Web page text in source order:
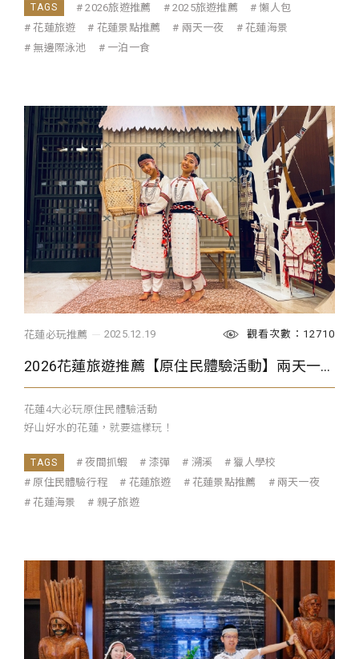
2026旅遊推薦 2025旅遊推薦
懶人包
花蓮旅遊
花蓮景點推薦 兩天一夜
花蓮海景
無邊際泳池
一泊一食
花蓮必玩推薦 2025.12.19 觀看次數：12710
2026花蓮旅遊推薦【原住民體驗活動】兩天一夜必玩行程
花蓮4大必玩原住民體驗活動
好山好水的花蓮，就要這樣玩！
夜間抓蝦 漆彈 溯溪
獵人學校
原住民體驗行程
花蓮旅遊 花蓮景點推薦
兩天一夜
花蓮海景
親子旅遊